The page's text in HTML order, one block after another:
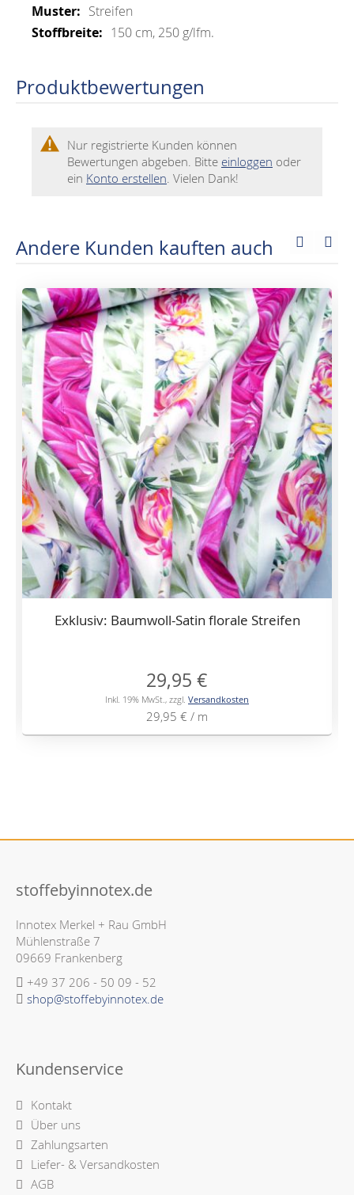
Streifen
150 cm, 250 g/lfm.
Produktbewertungen
Nur registrierte Kunden können
Bewertungen abgeben. Bitte einloggen oder
ein Konto erstellen. Vielen Dank!
Andere Kunden kauften auch
Exklusiv: Baumwoll-Satin florale Streifen
29,95 €
Inkl. 19% MwSt., zzgl. Versandkosten
29,95 € / m
stoffebyinnotex.de
Innotex Merkel + Rau GmbH
Mühlenstraße 7
09669 Frankenberg
+49 37 206 - 50 09 - 52
shop@stoffebyinnotex.de
Kundenservice
Kontakt
Über uns
Zahlungsarten
Liefer- & Versandkosten
AGB